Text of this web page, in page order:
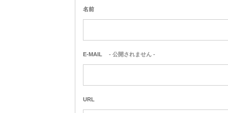
名前
E-MAIL - 公開されません -
URL